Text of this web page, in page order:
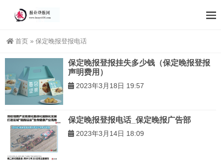
首页 » 保定晚报登报电话
保定晚报登报挂失多少钱（保定晚报登报
声明费用）
2023年3月18日 19:57
保定晚报登报电话_保定晚报广告部
2023年3月14日 18:09